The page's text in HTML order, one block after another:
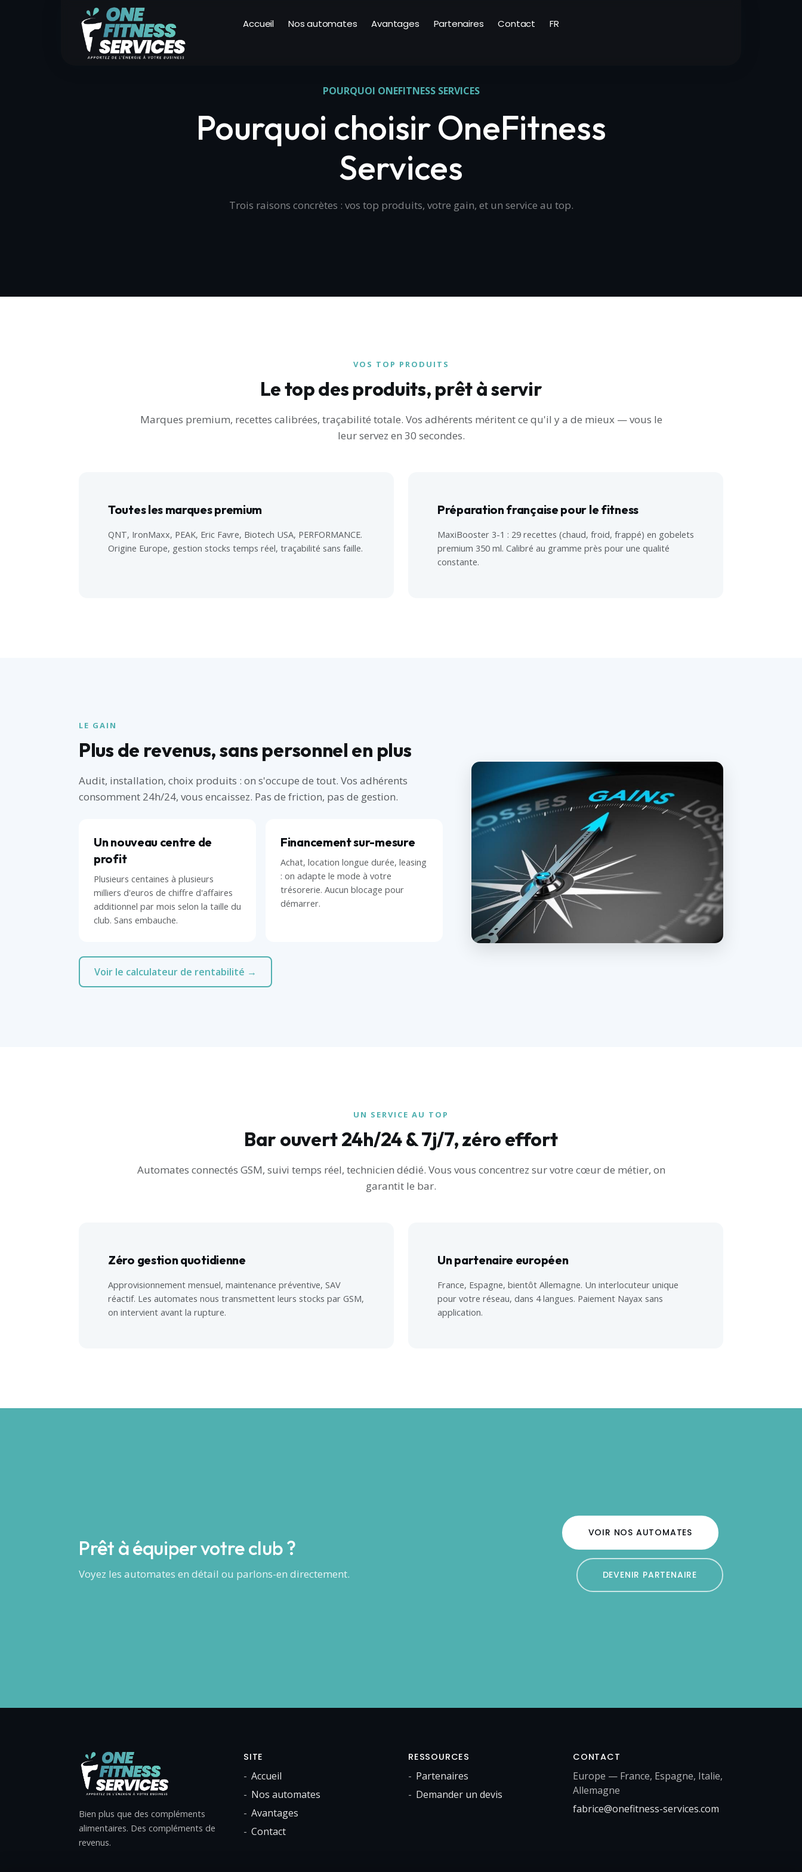
Accueil Nos automates Avantages Partenaires Contact FR
POURQUOI ONEFITNESS SERVICES
Pourquoi choisir OneFitness
Services
Trois raisons concrètes : vos top produits, votre gain, et un service au top.
VOS TOP PRODUITS
Le top des produits, prêt à servir
Marques premium, recettes calibrées, traçabilité totale. Vos adhérents méritent ce qu'il y a de mieux — vous le
leur servez en 30 secondes.
Toutes les marques premium
QNT, IronMaxx, PEAK, Eric Favre, Biotech USA, PERFORMANCE.
Origine Europe, gestion stocks temps réel, traçabilité sans faille.
Préparation française pour le fitness
MaxiBooster 3-1 : 29 recettes (chaud, froid, frappé) en gobelets
premium 350 ml. Calibré au gramme près pour une qualité
constante.
LE GAIN
Plus de revenus, sans personnel en plus
Audit, installation, choix produits : on s'occupe de tout. Vos adhérents
consomment 24h/24, vous encaissez. Pas de friction, pas de gestion.
Un nouveau centre de
profit
Plusieurs centaines à plusieurs
milliers d'euros de chiffre d'affaires
additionnel par mois selon la taille du
club. Sans embauche.
Financement sur-mesure
Achat, location longue durée, leasing
: on adapte le mode à votre
trésorerie. Aucun blocage pour
démarrer.
Voir le calculateur de rentabilité →
UN SERVICE AU TOP
Bar ouvert 24h/24 & 7j/7, zéro effort
Automates connectés GSM, suivi temps réel, technicien dédié. Vous vous concentrez sur votre cœur de métier, on
garantit le bar.
Zéro gestion quotidienne
Approvisionnement mensuel, maintenance préventive, SAV
réactif. Les automates nous transmettent leurs stocks par GSM,
on intervient avant la rupture.
Un partenaire européen
France, Espagne, bientôt Allemagne. Un interlocuteur unique
pour votre réseau, dans 4 langues. Paiement Nayax sans
application.
Prêt à équiper votre club ?
Voyez les automates en détail ou parlons-en directement.
VOIR NOS AUTOMATES
DEVENIR PARTENAIRE
Bien plus que des compléments
alimentaires. Des compléments de
revenus.
SITE
Accueil
Nos automates
Avantages
Contact
RESSOURCES
Partenaires
Demander un devis
CONTACT
Europe — France, Espagne, Italie,
Allemagne
fabrice@onefitness-services.com